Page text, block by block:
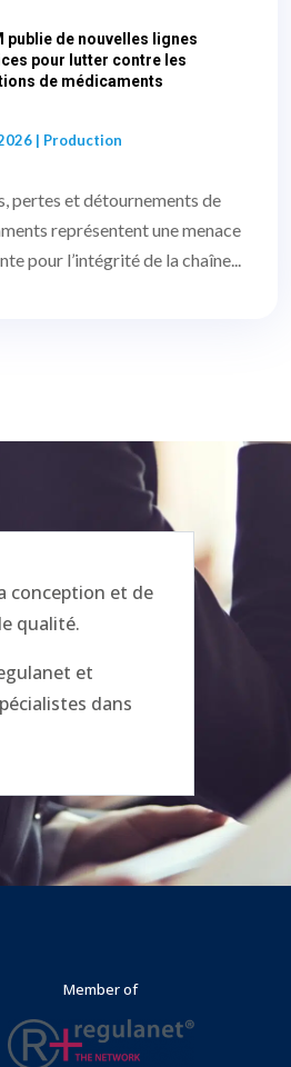
publie de nouvelles lignes
pour lutter contre les
de médicaments
| Production
pertes et détournements de
représentent une menace
pour l’intégrité de la chaîne...
conception et de
qualité.
et
dans
Member of